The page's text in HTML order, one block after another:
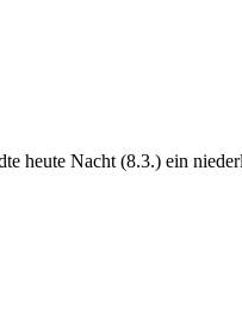
heute Nacht (8.3.) ein